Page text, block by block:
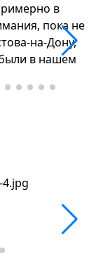
в
пока не
на-Дону,
в нашем